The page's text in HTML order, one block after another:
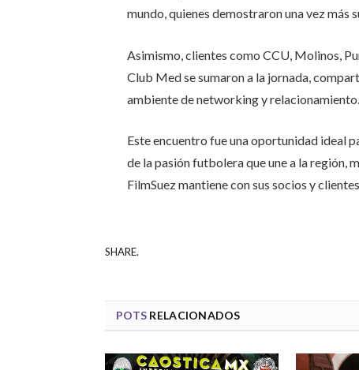
mundo, quienes demostraron una vez más
Asimismo, clientes como CCU, Molinos,
Club Med se sumaron a la jornada,
ambiente de networking y relacionamiento.
Este encuentro fue una oportunidad ideal
de la pasión futbolera que une a la región,
FilmSuez mantiene con sus socios y
SHARE.
POTS RELACIONADOS